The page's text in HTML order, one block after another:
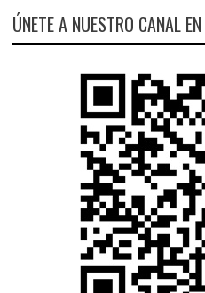
ÚNETE A NUESTRO CANAL